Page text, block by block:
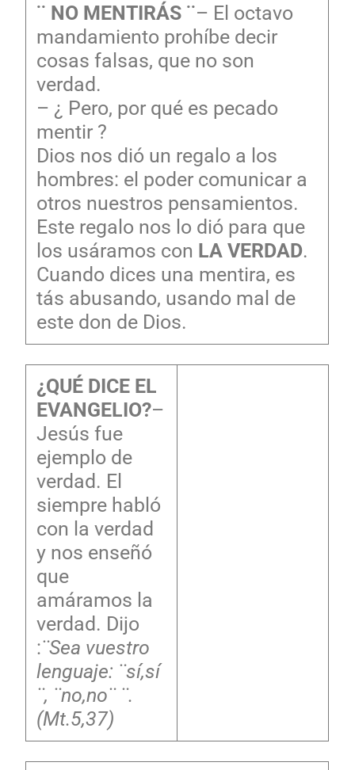
¨ NO MENTIRÁS ¨– El octavo
mandamiento prohíbe decir
cosas falsas, que no son
verdad.
– ¿ Pero, por qué es pecado
mentir ?
Dios nos dió un regalo a los
hombres: el poder comunicar a
otros nuestros pensamientos.
Este regalo nos lo dió para que
los usáramos con LA VERDAD.
Cuando dices una mentira, es
tás abusando, usando mal de
este don de Dios.
¿QUÉ DICE EL
EVANGELIO?–
Jesús fue
ejemplo de
verdad. El
siempre habló
con la verdad
y nos enseñó
que
amáramos la
verdad. Dijo
:¨Sea vuestro
lenguaje: ¨sí,sí
¨, ¨no,no¨ ¨.
(Mt.5,37)